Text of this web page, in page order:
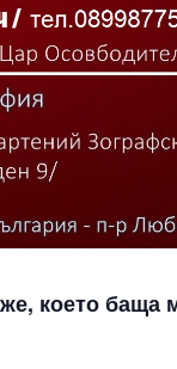
което баща